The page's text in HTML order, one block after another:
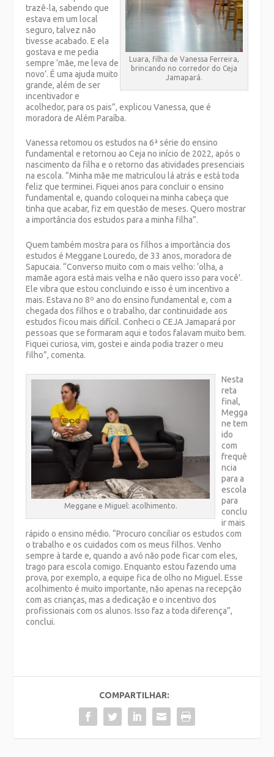
Luara, filha de Vanessa Ferreira,
brincando no corredor do Ceja
Jamapará.
trazê-la, sabendo que
estava em um local
seguro, talvez não
tivesse acabado. E ela
gostava e me pedia
sempre ‘mãe, me leva de
novo’. É uma ajuda muito
grande, além de ser
incentivador e
acolhedor, para os pais”, explicou Vanessa, que é
moradora de Além Paraíba.
Vanessa retomou os estudos na 6ª série do ensino
fundamental e retornou ao Ceja no início de 2022, após o
nascimento da filha e o retorno das atividades presenciais
na escola. “Minha mãe me matriculou lá atrás e está toda
feliz que terminei. Fiquei anos para concluir o ensino
fundamental e, quando coloquei na minha cabeça que
tinha que acabar, fiz em questão de meses. Quero mostrar
a importância dos estudos para a minha filha”.
Quem também mostra para os filhos a importância dos
estudos é Meggane Louredo, de 33 anos, moradora de
Sapucaia. “Converso muito com o mais velho: ‘olha, a
mamãe agora está mais velha e não quero isso para você’.
Ele vibra que estou concluindo e isso é um incentivo a
mais. Estava no 8º ano do ensino fundamental e, com a
chegada dos filhos e o trabalho, dar continuidade aos
estudos ficou mais difícil. Conheci o CEJA Jamapará por
pessoas que se formaram aqui e todos falavam muito bem.
Fiquei curiosa, vim, gostei e ainda podia trazer o meu
filho”, comenta.
Meggane e Miguel: acolhimento.
Nesta
reta
final,
Megga
ne tem
ido
com
frequê
ncia
para a
escola
para
conclu
ir mais
rápido o ensino médio. “Procuro conciliar os estudos com
o trabalho e os cuidados com os meus filhos. Venho
sempre à tarde e, quando a avó não pode ficar com eles,
trago para escola comigo. Enquanto estou fazendo uma
prova, por exemplo, a equipe fica de olho no Miguel. Esse
acolhimento é muito importante, não apenas na recepção
com as crianças, mas a dedicação e o incentivo dos
profissionais com os alunos. Isso faz a toda diferença”,
conclui.
COMPARTILHAR: